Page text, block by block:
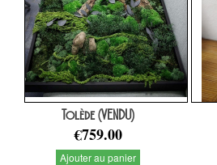
Tolède (VENDU)
€759.00
Ajouter au panier